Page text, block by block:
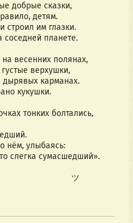
добрые сказки,
детям.
строил им глазки.
планете.
весенних полянах,
верхушки,
карманах.
кукушки.
тонких болтались,
нём, улыбаясь:
слегка сумасшедший».